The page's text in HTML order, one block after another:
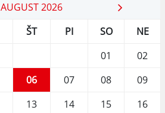
AUGUST 2026
ŠT PI SO
NE
01
02
06 07 08
09
13 14 15
16